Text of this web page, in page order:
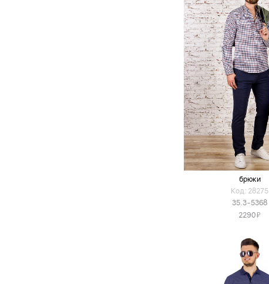
брюки
Код: 28275
35.3-5368
2290Я